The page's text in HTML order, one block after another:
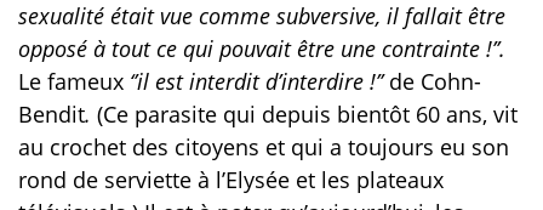
sexualité était vue comme subversive, il fallait être
opposé à tout ce qui pouvait être une contrainte !’’.
Le fameux ‘’il est interdit d’interdire !’’de Cohn-
Bendit. (Ce parasite qui depuis bientôt 60 ans, vit
au crochet des citoyens et qui a toujours eu son
rond de serviette à l’Elysée et les plateaux